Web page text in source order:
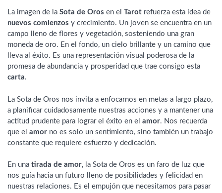
La imagen de la Sota de Oros en el Tarot refuerza esta idea de
nuevos comienzos y crecimiento. Un joven se encuentra en un
campo lleno de flores y vegetación, sosteniendo una gran
moneda de oro. En el fondo, un cielo brillante y un camino que
lleva al éxito. Es una representación visual poderosa de la
promesa de abundancia y prosperidad que trae consigo esta
carta.
La Sota de Oros nos invita a enfocarnos en metas a largo plazo,
a planificar cuidadosamente nuestras acciones y a mantener una
actitud prudente para lograr el éxito en el amor. Nos recuerda
que el amor no es solo un sentimiento, sino también un trabajo
constante que requiere esfuerzo y dedicación.
En una tirada de amor, la Sota de Oros es un faro de luz que
nos guía hacia un futuro lleno de posibilidades y felicidad en
nuestras relaciones. Es el empujón que necesitamos para pasar